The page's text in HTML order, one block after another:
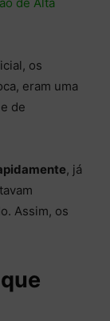
os
eram uma
de
, já
Assim, os